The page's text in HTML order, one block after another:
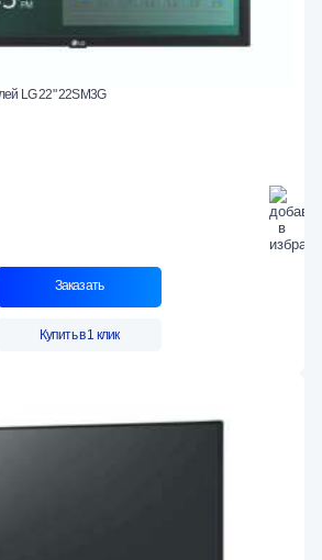
LG 22" 22SM3G
Заказать
Купить в 1 клик